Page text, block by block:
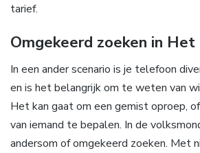
tarief.
Omgekeerd zoeken in Het
In een ander scenario is je telefoon
en is het belangrijk om te weten van
Het kan gaat om een gemist oproep,
van iemand te bepalen. In de
andersom of omgekeerd zoeken. Met